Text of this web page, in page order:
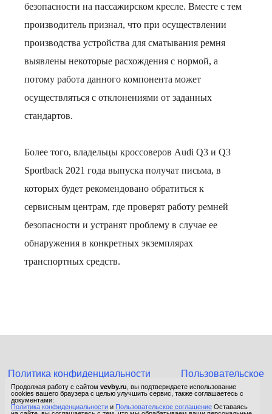
безопасности на пассажирском кресле. Вместе с тем
производитель признал, что при осуществлении
производства устройства для сматывания ремня
выявлены некоторые расхождения с нормой, а
потому работа данного компонента может
осуществляться с отклонениями от заданных
стандартов.
Более того, владельцы кроссоверов Audi Q3 и Q3
Sportback 2021 года выпуска получат письма, в
которых будет рекомендовано обратиться к
сервисным центрам, где проверят работу ремней
безопасности и устранят проблему в случае ее
обнаружения в конкретных экземплярах
транспортных средств.
Политика конфиденциальности
Пользовательское
соглашение
© 2015-2026 Сетевое издание «Фактом». Зарегистрировано в
Федеральной службе по надзору в сфере связи, информационных
Продолжая работу с сайтом vevby.ru , вы подтверждаете использование
cookies вашего браузера с целью улучшить сервис, также соглашаетесь с
документами:
Политика конфиденциальности и Пользовательское соглашение Оставаясь